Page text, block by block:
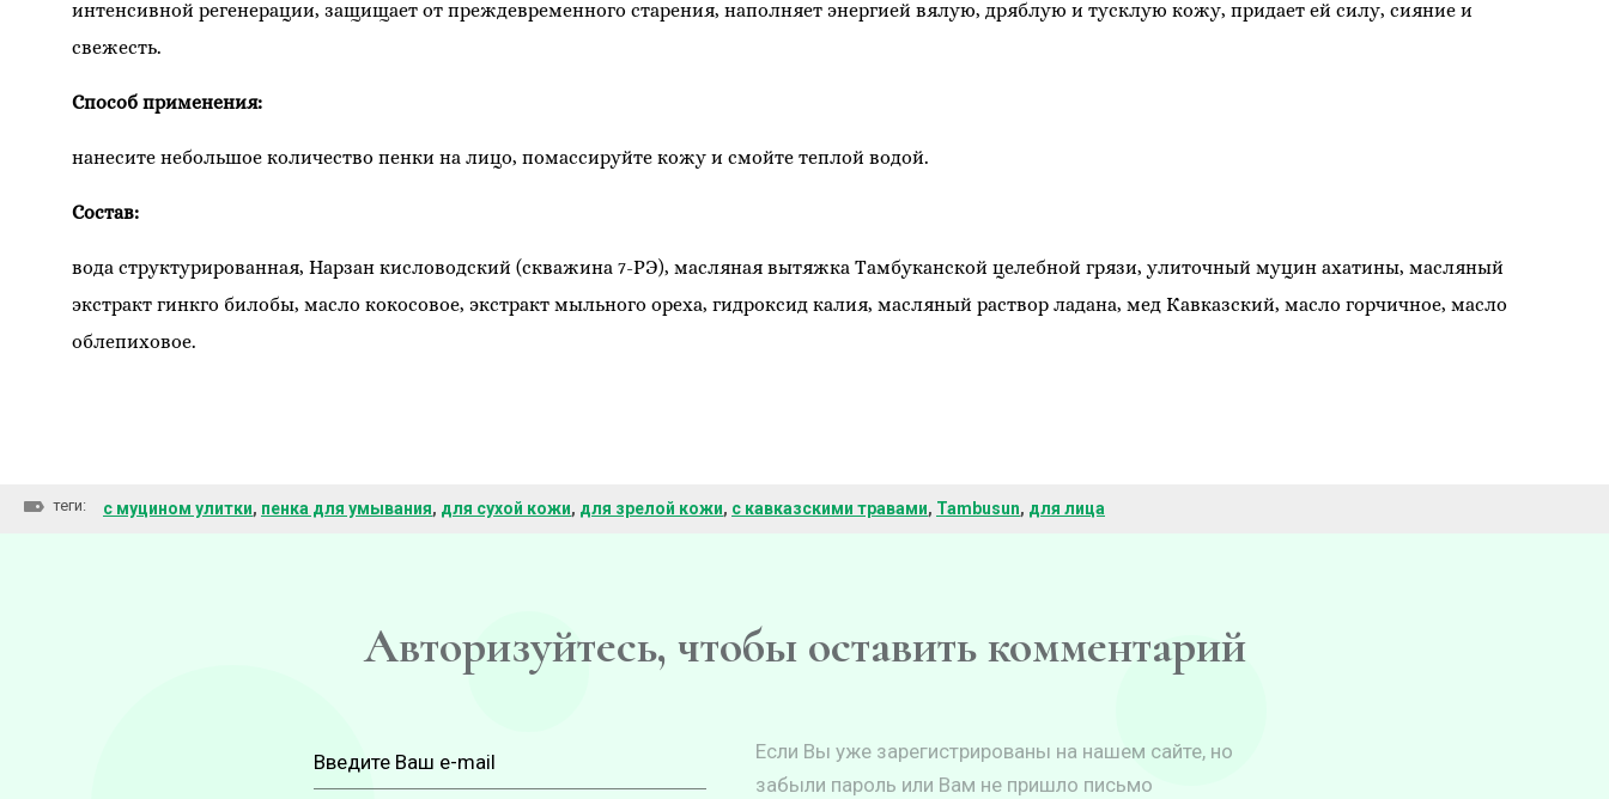
интенсивной регенерации, защищает от преждевременного старения, наполняет энергией вялую, дряблую и тусклую кожу, придает ей силу, сияние и
свежесть.
Способ применения:
нанесите небольшое количество пенки на лицо, помассируйте кожу и смойте теплой водой.
Состав:
вода структурированная, Нарзан кисловодский (скважина 7-РЭ), масляная вытяжка Тамбуканской целебной грязи, улиточный муцин ахатины, масляный
экстракт гинкго билобы, масло кокосовое, экстракт мыльного ореха, гидроксид калия, масляный раствор ладана, мед Кавказский, масло горчичное, масло
облепиховое.
теги: с муцином улитки, пенка для умывания, для сухой кожи, для зрелой кожи, с кавказскими травами, Tambusun, для лица
Авторизуйтесь, чтобы оставить комментарий
Если Вы уже зарегистрированы на нашем сайте, но
забыли пароль или Вам не пришло письмо